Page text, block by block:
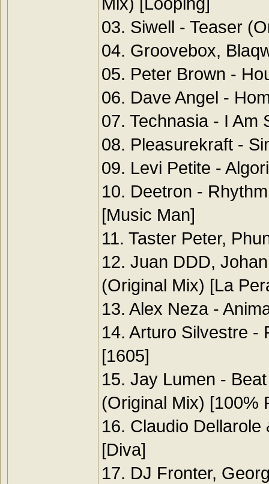
03. Siwell - Teaser
04. Groovebox,
05. Peter Brown -
06. Dave Angel -
07. Technasia - I Am
08. Pleasurekraft -
09. Levi Petite -
10. Deetron -
[Music Man]
11. Taster Peter,
12. Juan DDD,
(Original Mix) [La
13. Alex Neza -
14. Arturo Silvestre -
[1605]
15. Jay Lumen -
(Original Mix) [100%
16. Claudio
[Diva]
17. DJ Fronter,